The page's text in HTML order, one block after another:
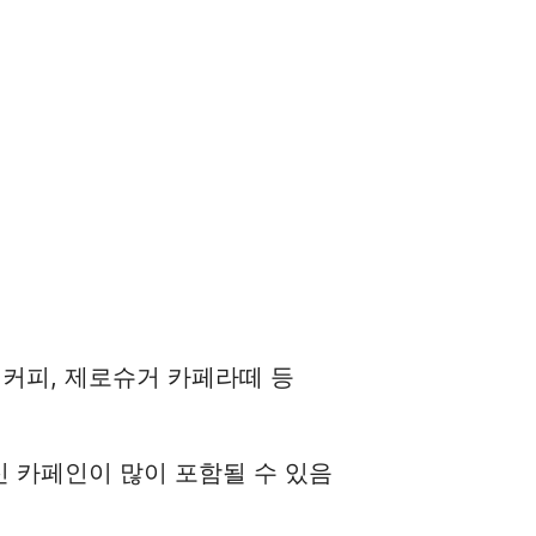
피, 제로슈거 카페라떼 등
카페인이 많이 포함될 수 있음